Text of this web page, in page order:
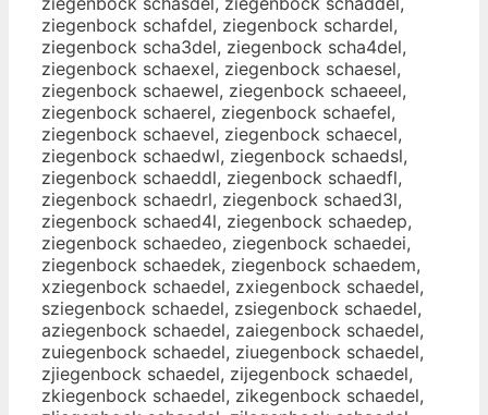
ziegenbock schafdel, ziegenbock schardel,
ziegenbock scha3del, ziegenbock scha4del,
ziegenbock schaexel, ziegenbock schaesel,
ziegenbock schaewel, ziegenbock schaeeel,
ziegenbock schaerel, ziegenbock schaefel,
ziegenbock schaevel, ziegenbock schaecel,
ziegenbock schaedwl, ziegenbock schaedsl,
ziegenbock schaeddl, ziegenbock schaedfl,
ziegenbock schaedrl, ziegenbock schaed3l,
ziegenbock schaed4l, ziegenbock schaedep,
ziegenbock schaedeo, ziegenbock schaedei,
ziegenbock schaedek, ziegenbock schaedem,
xziegenbock schaedel, zxiegenbock schaedel,
sziegenbock schaedel, zsiegenbock schaedel,
aziegenbock schaedel, zaiegenbock schaedel,
zuiegenbock schaedel, ziuegenbock schaedel,
zjiegenbock schaedel, zijegenbock schaedel,
zkiegenbock schaedel, zikegenbock schaedel,